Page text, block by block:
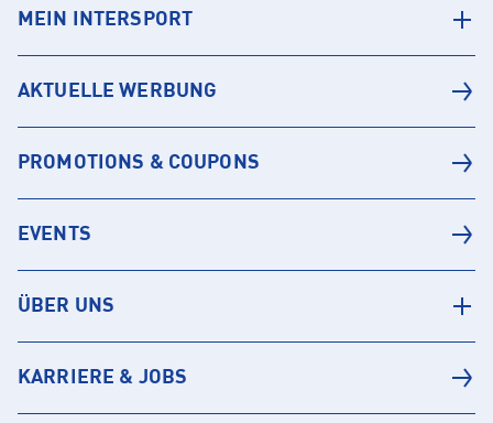
MEIN INTERSPORT
AKTUELLE WERBUNG
PROMOTIONS & COUPONS
EVENTS
ÜBER UNS
KARRIERE & JOBS